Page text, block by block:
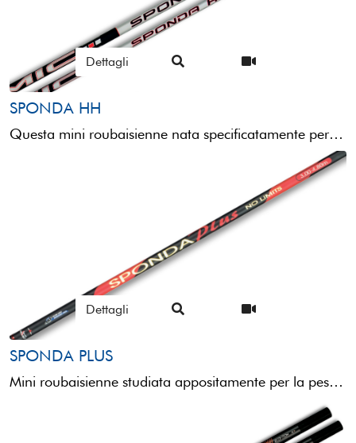
Dettagli
SPONDA HH
Questa mini roubaisienne nata specificatamente per la pesca sotto sponda in carpodromo è caratterizzata da una struttura ibrida composta ...
Dettagli
SPONDA PLUS
Mini roubaisienne studiata appositamente per la pesca nel sotto riva, dotata di tutte quelle caratteristiche necessarie ad affrontare ...